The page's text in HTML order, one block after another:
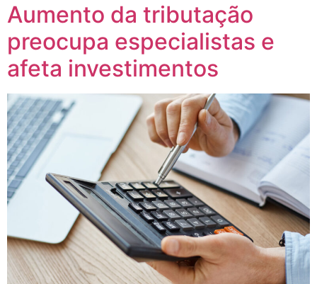
Aumento da tributação
preocupa especialistas e
afeta investimentos